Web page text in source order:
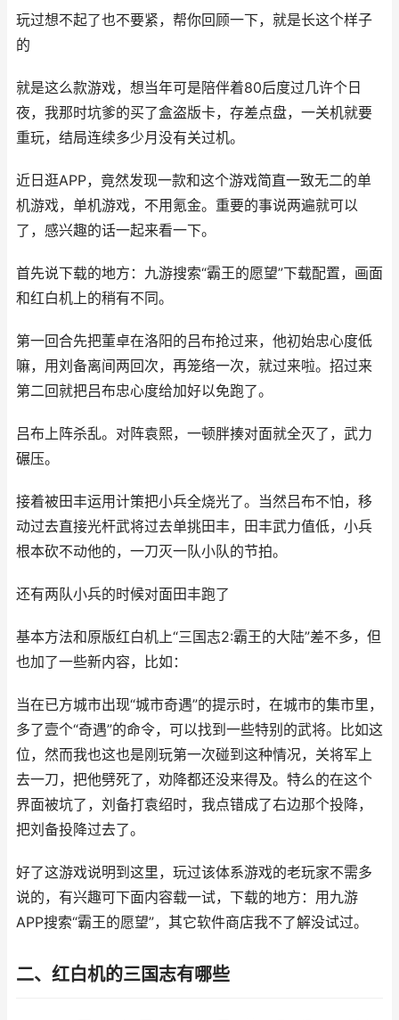
玩过想不起了也不要紧，帮你回顾一下，就是长这个样子
的
就是这么款游戏，想当年可是陪伴着80后度过几许个日
夜，我那时坑爹的买了盒盗版卡，存差点盘，一关机就要
重玩，结局连续多少月没有关过机。
近日逛APP，竟然发现一款和这个游戏简直一致无二的单
机游戏，单机游戏，不用氪金。重要的事说两遍就可以
了，感兴趣的话一起来看一下。
首先说下载的地方：九游搜索“霸王的愿望”下载配置，画面
和红白机上的稍有不同。
第一回合先把董卓在洛阳的吕布抢过来，他初始忠心度低
嘛，用刘备离间两回次，再笼络一次，就过来啦。招过来
第二回就把吕布忠心度给加好以免跑了。
吕布上阵杀乱。对阵袁熙，一顿胖揍对面就全灭了，武力
碾压。
接着被田丰运用计策把小兵全烧光了。当然吕布不怕，移
动过去直接光杆武将过去单挑田丰，田丰武力值低，小兵
根本砍不动他的，一刀灭一队小队的节拍。
还有两队小兵的时候对面田丰跑了
基本方法和原版红白机上“三国志2:霸王的大陆”差不多，但
也加了一些新内容，比如：
当在已方城市出现“城市奇遇”的提示时，在城市的集市里，
多了壹个“奇遇”的命令，可以找到一些特别的武将。比如这
位，然而我也这也是刚玩第一次碰到这种情况，关将军上
去一刀，把他劈死了，劝降都还没来得及。特么的在这个
界面被坑了，刘备打袁绍时，我点错成了右边那个投降，
把刘备投降过去了。
好了这游戏说明到这里，玩过该体系游戏的老玩家不需多
说的，有兴趣可下面内容载一试，下载的地方：用九游
APP搜索“霸王的愿望”，其它软件商店我不了解没试过。
二、红白机的三国志有哪些